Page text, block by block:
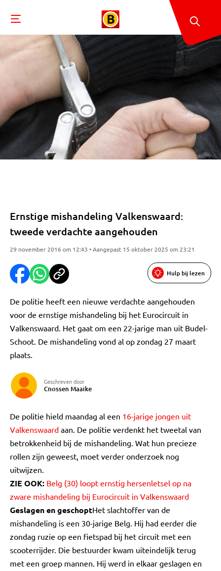
Ernstige mishandeling Valkenswaard:
tweede verdachte aangehouden
29 november 2016 om 12:43 • Aangepast 15 oktober 2025 om 23:21
Hulp bij lezen
De politie heeft een nieuwe verdachte aangehouden
voor de ernstige mishandeling bij het Eurocircuit in
Valkenswaard. Het gaat om een 22-jarige man uit Budel-
Schoot. De mishandeling vond al op zondag 27 maart
plaats.
Geschreven door
Cnossen Maaike
De politie hield maandag al een 16-jarige jongen uit
Valkenswaard aan. De politie verdenkt het tweetal van
betrokkenheid bij de mishandeling. Wat hun precieze
rollen zijn geweest, moet verder onderzoek nog
uitwijzen.
ZIE OOK: Belg (30) loopt ernstig hersenletsel op na
zware mishandeling bij Eurocircuit in Valkenswaard
Geslagen en geschoptHet slachtoffer van de
mishandeling is een 30-jarige Belg. Hij had eerder die
zondag ruzie op een fietspad bij het circuit met een
scooterrijder. Die bestuurder kwam uiteindelijk terug
met een groep mannen. Hij werd in elkaar geslagen en